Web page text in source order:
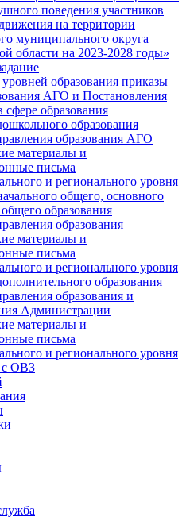
поведения участников
на территории
муниципального округа
области на 2023-2028 годы»
образования приказы
АГО и Постановления
образования
образования
образования АГО
материалы и
письма
и регионального уровня
общего, основного
образования
образования
материалы и
письма
и регионального уровня
образования
образования и
Администрации
материалы и
письма
и регионального уровня
с ОВЗ